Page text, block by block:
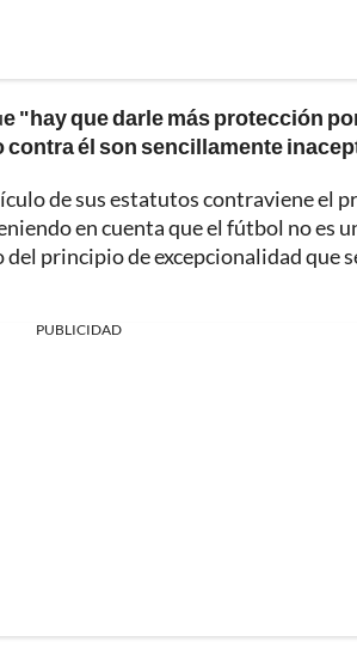
e "hay que darle más protección
él son sencillamente
de sus estatutos contraviene el
en cuenta que el fútbol no es
principio de excepcionalidad que
PUBLICIDAD